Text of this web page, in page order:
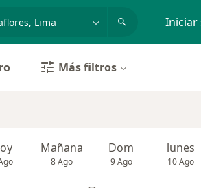
Iniciar
Más filtros
Mañana
8 Ago
Dom
9 Ago
lunes
10 Ago